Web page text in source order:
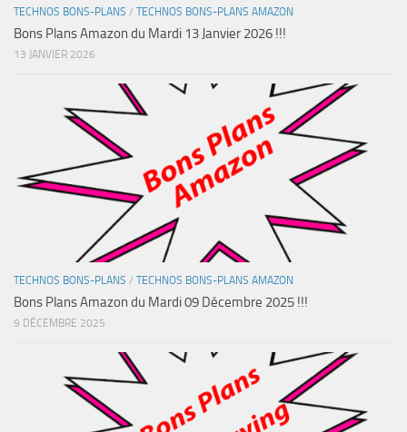
TECHNOS BONS-PLANS / TECHNOS BONS-PLANS AMAZON
Bons Plans Amazon du Mardi 13 Janvier 2026 !!!
13 JANVIER 2026
TECHNOS BONS-PLANS / TECHNOS BONS-PLANS AMAZON
Bons Plans Amazon du Mardi 09 Décembre 2025 !!!
9 DÉCEMBRE 2025